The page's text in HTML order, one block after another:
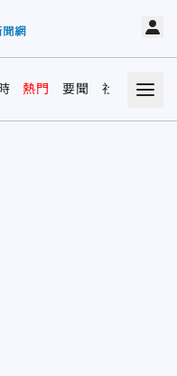
熱門 要聞 社會 娛樂